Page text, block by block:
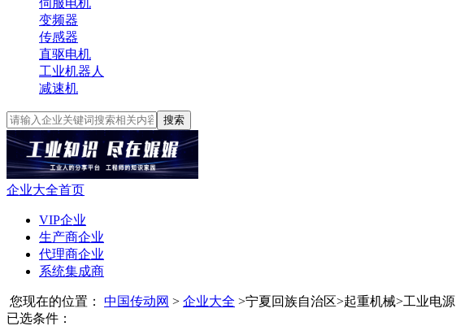
变频器
传感器
直驱电机
工业机器人
减速机
搜索
企业大全首页
VIP企业
生产商企业
代理商企业
系统集成商
您现在的位置： 中国传动网 > 企业大全 >宁夏回族自治区>起重机械>工业电源
已选条件：